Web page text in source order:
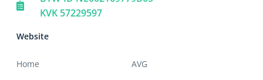
KVK 57229597
Website
Home AVG